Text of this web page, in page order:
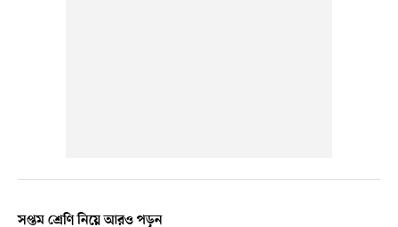
সপ্তম শ্রেণি নিয়ে আরও পড়ুন